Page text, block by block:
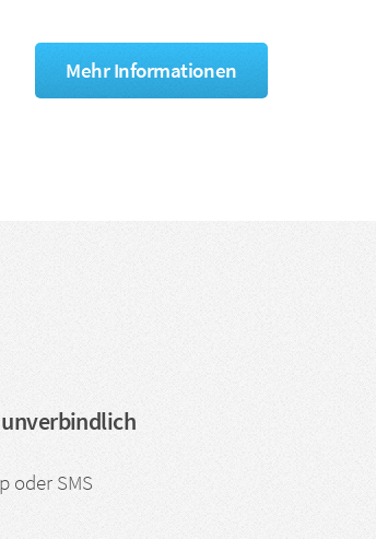
Mehr Informationen
unverbindlich
oder SMS